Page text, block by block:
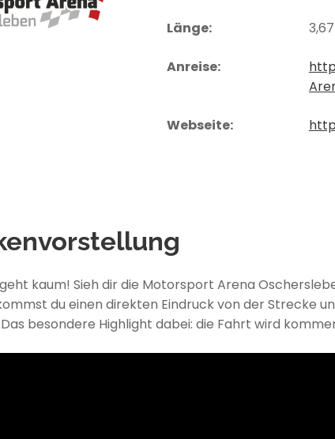
Länge:
Anreise:
Webseite:
kaum! Sieh dir die Motorsport Arena
du einen direkten Eindruck von der Strecke
besondere Highlight dabei: die Fahrt wird